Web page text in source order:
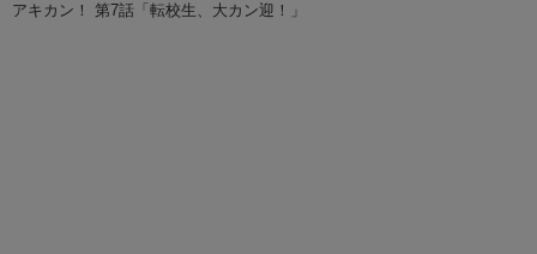
アキカン！ 第7話「転校生、大カン迎！」